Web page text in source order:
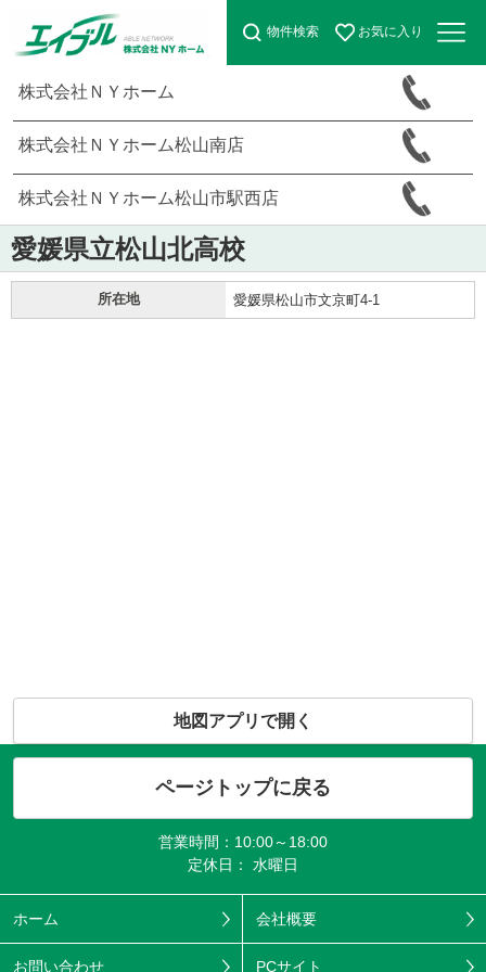
物件検索 お気に入り
株式会社ＮＹホーム
株式会社ＮＹホーム松山南店
株式会社ＮＹホーム松山市駅西店
愛媛県立松山北高校
所在地 愛媛県松山市文京町4-1
地図アプリで開く
ページトップに戻る
営業時間：10:00～18:00
定休日： 水曜日
ホーム 会社概要
お問い合わせ PCサイト